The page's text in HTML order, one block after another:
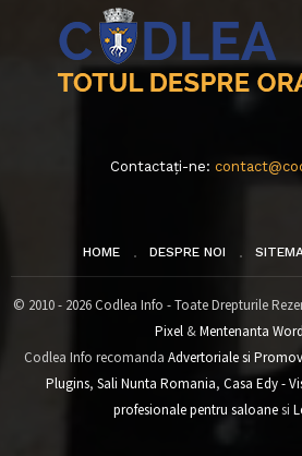
Contactați-ne:
HOME DESPRE NOI
© 2010 - 2026 Codlea Info - Toate Drepturile
Pixel&Mentenanta
Codlea Info recomanda Advertoriale si
Plugins, Sali Nunta Romania, Casa Edy -
profesionale pentru saloanesi